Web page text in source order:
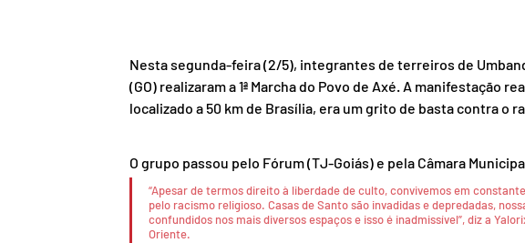
Nesta segunda-feira (2/5), integrantes de terreiros de
(GO) realizaram a 1ª Marcha do Povo de Axé. A manifestação
localizado a 50 km de Brasília, era um grito de basta contra o
O grupo passou pelo Fórum (TJ-Goiás) e pela Câmara
“Apesar de termos direito à liberdade de culto, convivemos em
pelo racismo religioso. Casas de Santo são invadidas e depredadas,
confundidos nos mais diversos espaços e isso é inadmissível”, diz a
Oriente.